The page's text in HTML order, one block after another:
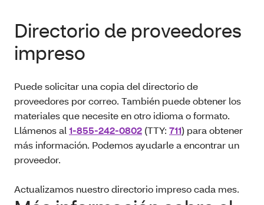
Directorio de proveedores
impreso
Puede solicitar una copia del directorio de
proveedores por correo. También puede obtener los
materiales que necesite en otro idioma o formato.
Llámenos al 1-855-242-0802 (TTY: 711) para obtener
más información. Podemos ayudarle a encontrar un
proveedor.
Actualizamos nuestro directorio impreso cada mes.